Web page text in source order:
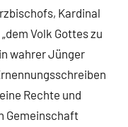
Kardinal
Volk Gottes zu
wahrer Jünger
Rechte und
Gemeinschaft